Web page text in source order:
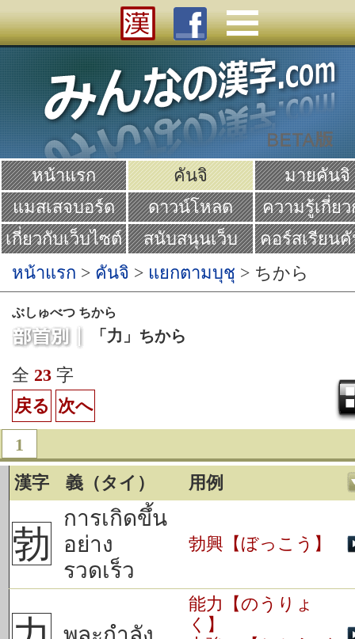
หน้าแรก คันจิ
มายคันจิ
แมสเสจบอร์ด
ดาวน์โหลด
ความรู้เกี่ย
คันจิ
เกี่ยวกับเว็บไซต์ สนับสนุนเว็บ
คอร์สเรียน
Yume
หน้าแรก > คันจิ > แยกตามบุชุ > ちから
ぶしゅべつ ちから
「力」ちから
全 23 字
戻る 次へ
1
漢字
義（タイ） 用例
勃
การเกิดขึ้น
อย่าง
รวดเร็ว
勃興【ぼっこう】
能力【のうりょ
く】